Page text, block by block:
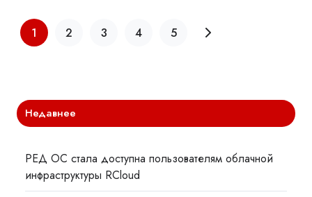
1 2 3 4 5
Недавнее
РЕД ОС стала доступна пользователям облачной
инфраструктуры RCloud